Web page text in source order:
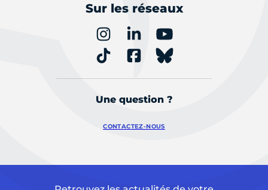
Sur les réseaux
Une question ?
CONTACTEZ-NOUS